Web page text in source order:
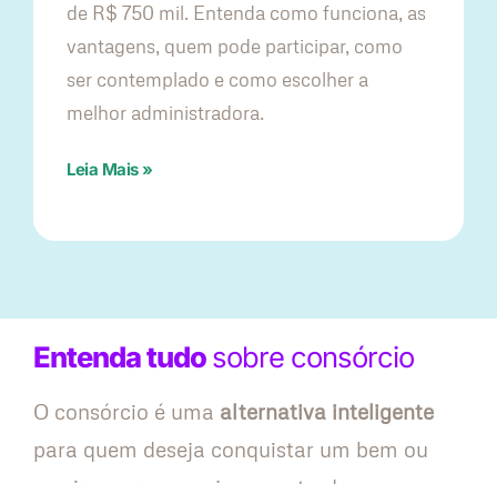
de R$ 750 mil. Entenda como funciona, as
vantagens, quem pode participar, como
ser contemplado e como escolher a
melhor administradora.
Leia Mais »
Entenda tudosobre consórcio
O consórcio é uma alternativa inteligente
para quem deseja conquistar um bem ou